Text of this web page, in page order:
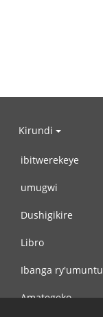
Kirundi
ibitwerekeye
umugwi
Dushigikire
Libro
Ibanga ry'umuntu
Amategeko